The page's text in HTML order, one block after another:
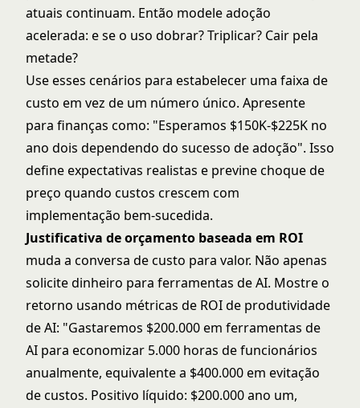
atuais continuam. Então modele adoção
acelerada: e se o uso dobrar? Triplicar? Cair pela
metade?
Use esses cenários para estabelecer uma faixa de
custo em vez de um número único. Apresente
para finanças como: "Esperamos $150K-$225K no
ano dois dependendo do sucesso de adoção". Isso
define expectativas realistas e previne choque de
preço quando custos crescem com
implementação bem-sucedida.
Justificativa de orçamento baseada em ROI
muda a conversa de custo para valor. Não apenas
solicite dinheiro para ferramentas de AI. Mostre o
retorno usando métricas de ROI de produtividade
de AI: "Gastaremos $200.000 em ferramentas de
AI para economizar 5.000 horas de funcionários
anualmente, equivalente a $400.000 em evitação
de custos. Positivo líquido: $200.000 ano um,